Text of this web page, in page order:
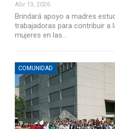
Abr 13, 2026
Brindará apoyo a madres
trabajadoras para contribuir a
mujeres en las…
COMUNIDAD